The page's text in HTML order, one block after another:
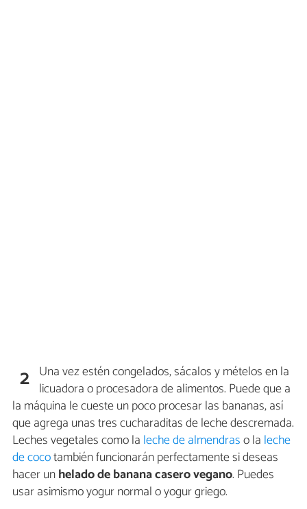
2 Una vez estén congelados, sácalos y mételos en la
licuadora o procesadora de alimentos. Puede que a
la máquina le cueste un poco procesar las bananas, así
que agrega unas tres cucharaditas de leche descremada.
Leches vegetales como la leche de almendraso la leche
de cocotambién funcionarán perfectamente si deseas
hacer unhelado de banana casero vegano. Puedes
usar asimismo yogur normal o yogur griego.